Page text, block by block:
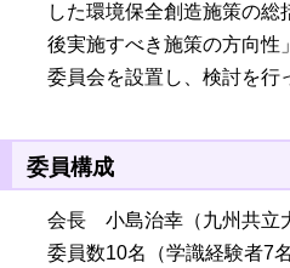
した環境保全創造施策の
後実施すべき施策の方向性
委員会を設置し、検討を行
委員構成
会長 小島治幸（九州共立
委員数10名（学識経験者7